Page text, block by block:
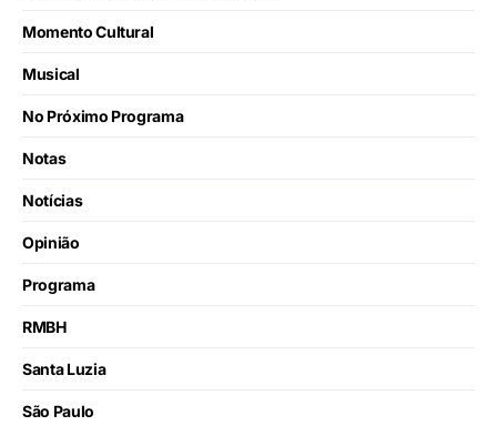
Momento Cultural
Musical
No Próximo Programa
Notas
Notícias
Opinião
Programa
RMBH
Santa Luzia
São Paulo